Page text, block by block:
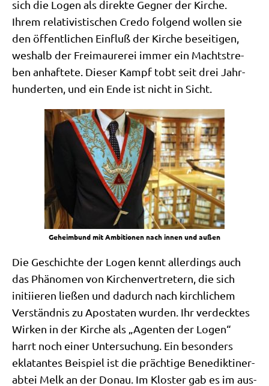
sich die Logen als direk­te Geg­ner der Kir­che.
Ihrem rela­ti­vi­sti­schen Cre­do fol­gend wol­len sie
den öffent­li­chen Ein­fluß der Kir­che besei­ti­gen,
wes­halb der Frei­mau­re­rei immer ein Macht­stre­
ben anhaf­te­te. Die­ser Kampf tobt seit drei Jahr­
hun­der­ten, und ein Ende ist nicht in Sicht.
Geheim­bund mit Ambi­tio­nen nach innen und außen
Die Geschich­te der Logen kennt aller­dings auch
das Phä­no­men von Kir­chen­ver­tre­tern, die sich
initi­ie­ren lie­ßen und dadurch nach kirch­li­chem
Ver­ständ­nis zu Apo­sta­ten wur­den. Ihr ver­deck­tes
Wir­ken in der Kir­che als „Agen­ten der Logen“
harrt noch einer Unter­su­chung. Ein beson­ders
ekla­tan­tes Bei­spiel ist die präch­ti­ge Bene­dik­ti­ner­
ab­tei Melk an der Donau. Im Klo­ster gab es im aus­